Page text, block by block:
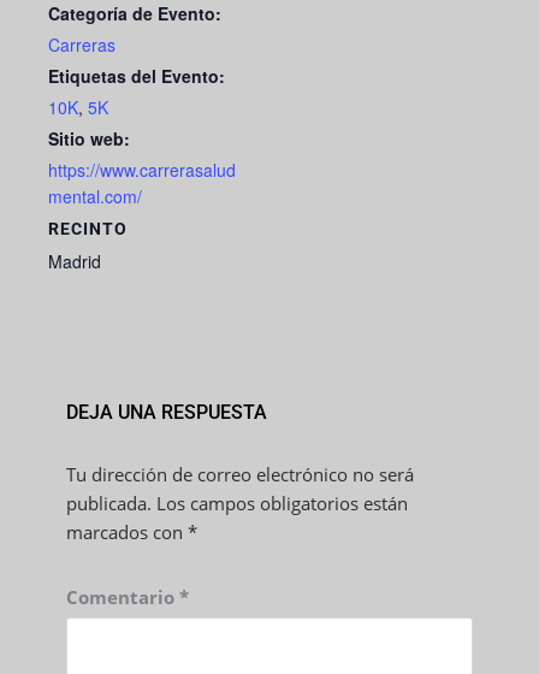
Categoría de Evento:
Carreras
Etiquetas del Evento:
10K, 5K
Sitio web:
https://www.carrerasalud
mental.com/
RECINTO
Madrid
DEJA UNA RESPUESTA
Tu dirección de correo electrónico no será
publicada. Los campos obligatorios están
marcados con *
Comentario *